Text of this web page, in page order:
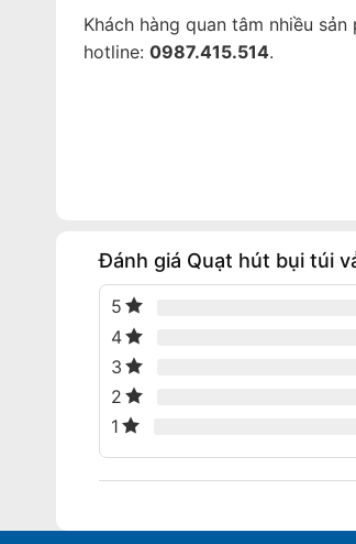
Khách hàng quan tâm nhiều sản
hotline: 0987.415.514.
Đánh giá Quạt hút bụi túi
5
4
3
2
1